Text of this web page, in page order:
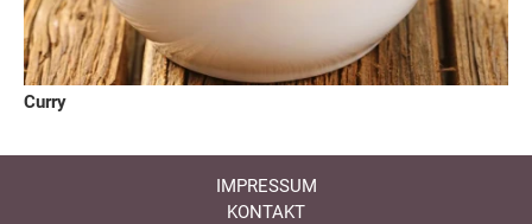
Curry
IMPRESSUM
KONTAKT